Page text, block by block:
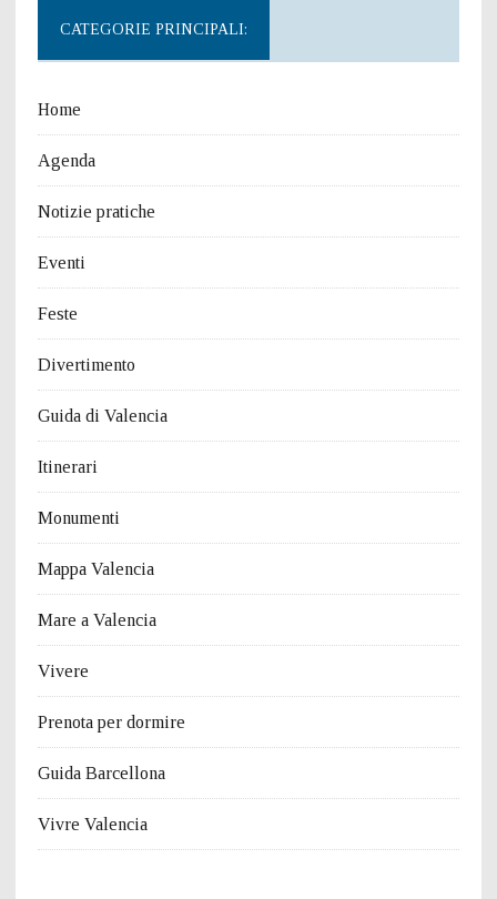
CATEGORIE PRINCIPALI:
Home
Agenda
Notizie pratiche
Eventi
Feste
Divertimento
Guida di Valencia
Itinerari
Monumenti
Mappa Valencia
Mare a Valencia
Vivere
Prenota per dormire
Guida Barcellona
Vivre Valencia